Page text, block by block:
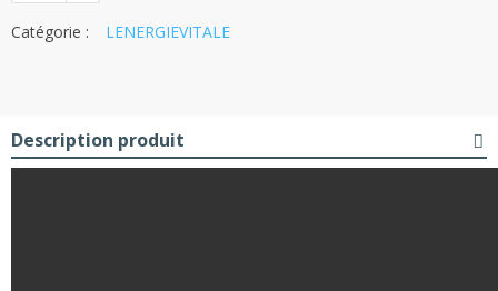
Catégorie : LENERGIEVITALE
Description produit